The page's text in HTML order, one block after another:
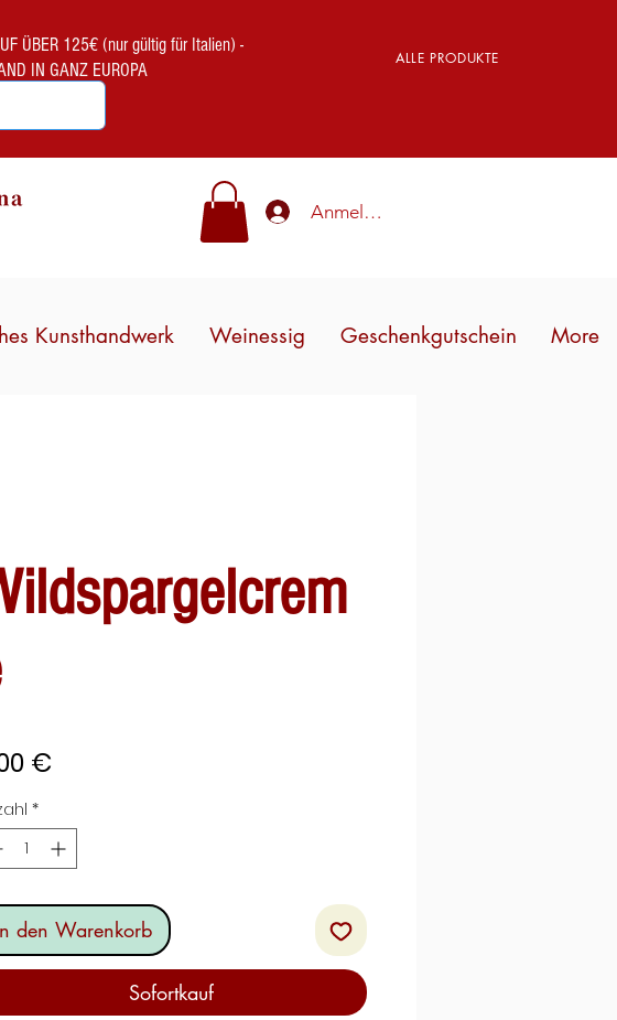
ÜBER 125€ (nur gültig für Italien) -
IN GANZ EUROPA
ALLE PRODUKTE
Anmelden
Kunsthandwerk Weinessig Geschenkgutschein More
€
*
den Warenkorb
Sofortkauf